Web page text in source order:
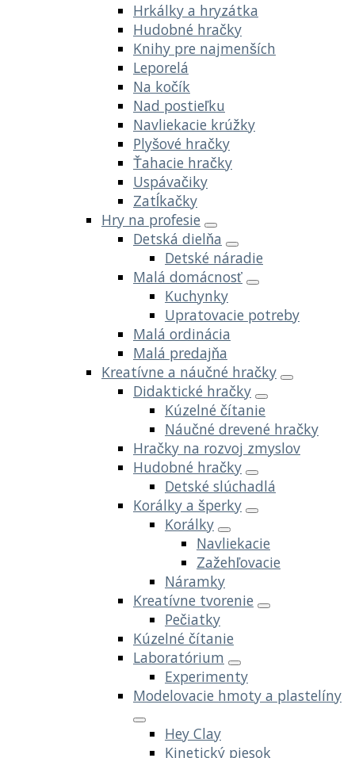
Hrkálky a hryzátka
Hudobné hračky
Knihy pre najmenších
Leporelá
Na kočík
Nad postieľku
Navliekacie krúžky
Plyšové hračky
Ťahacie hračky
Uspávačiky
Zatĺkačky
Hry na profesie
Detská dielňa
Detské náradie
Malá domácnosť
Kuchynky
Upratovacie potreby
Malá ordinácia
Malá predajňa
Kreatívne a náučné hračky
Didaktické hračky
Kúzelné čítanie
Náučné drevené hračky
Hračky na rozvoj zmyslov
Hudobné hračky
Detské slúchadlá
Korálky a šperky
Korálky
Navliekacie
Zažehľovacie
Náramky
Kreatívne tvorenie
Pečiatky
Kúzelné čítanie
Laboratórium
Experimenty
Modelovacie hmoty a plastelíny
Hey Clay
Kinetický piesok